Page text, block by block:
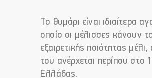
Το θυμάρι είναι ιδιαίτερα
οποίο οι μέλισσες κάνουν
εξαιρετικής ποιότητας
του ανέρχεται περίπου
Eλλάδας.